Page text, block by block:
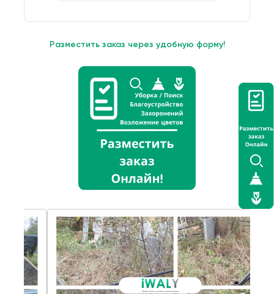
Разместить заказ через удобную форму!